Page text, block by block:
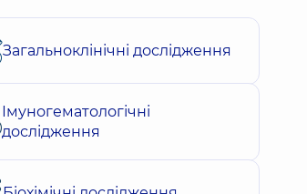
Загальноклінічні дослідження
Імуногематологічні
дослідження